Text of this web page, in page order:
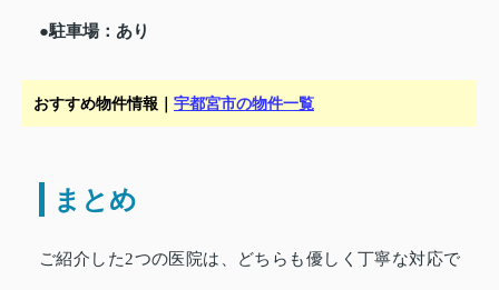
●駐車場：あり
おすすめ物件情報｜ 宇都宮市の物件一覧
まとめ
ご紹介した2つの医院は、どちらも優しく丁寧な対応で